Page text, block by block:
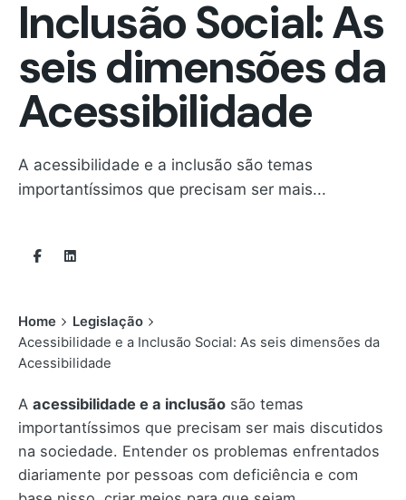
Inclusão Social: As
seis dimensões da
Acessibilidade
A acessibilidade e a inclusão são temas
importantíssimos que precisam ser mais...
Home
Legislação
Acessibilidade e a Inclusão Social: As seis dimensões da
Acessibilidade
A acessibilidade e a inclusão são temas
importantíssimos que precisam ser mais discutidos
na sociedade. Entender os problemas enfrentados
diariamente por pessoas com deficiência e com